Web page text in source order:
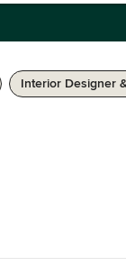
Interior Designer